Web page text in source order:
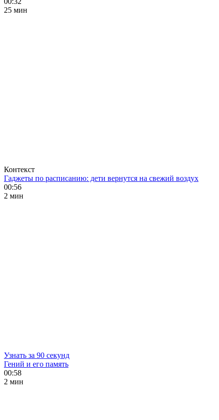
25 мин
Контекст
Гаджеты по расписанию: дети вернутся на свежий воздух
00:56
2 мин
Узнать за 90 секунд
Гений и его память
00:58
2 мин